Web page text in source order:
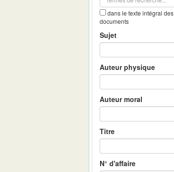
dans le texte intégral des
documents
Sujet
Auteur physique
Auteur moral
Titre
N° d'affaire